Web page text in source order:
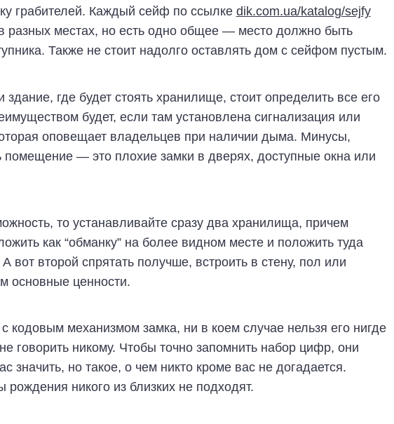
грабителей. Каждый сейф по ссылке dik.com.ua/katalog/sejfy
разных местах, но есть одно общее — место должно быть
Также не стоит надолго оставлять дом с сейфом пустым.
где будет стоять хранилище, стоит определить все его
будет, если там установлена сигнализация или
оповещает владельцев при наличии дыма. Минусы,
помещение — это плохие замки в дверях, доступные окна или
то устанавливайте сразу два хранилища, причем
как “обманку” на более видном месте и положить туда
вот второй спрятать получше, встроить в стену, пол или
основные ценности.
кодовым механизмом замка, ни в коем случае нельзя его нигде
говорить никому. Чтобы точно запомнить набор цифр, они
значить, но такое, о чем никто кроме вас не догадается.
никого из близких не подходят.